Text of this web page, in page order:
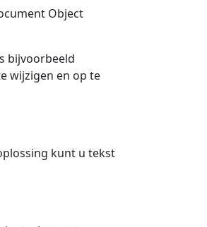
Object
bijvoorbeeld
wijzigen en op te
kunt u tekst